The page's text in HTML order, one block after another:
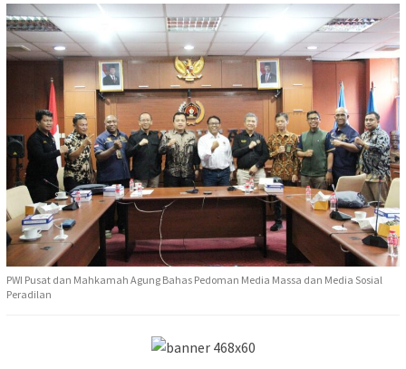
PWI Pusat dan Mahkamah Agung Bahas Pedoman Media Massa dan Media Sosial
Peradilan